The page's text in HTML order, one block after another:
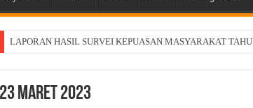
LAPORAN HASIL SURVEI KEPUASAN MASYARAKAT
Maret 2023